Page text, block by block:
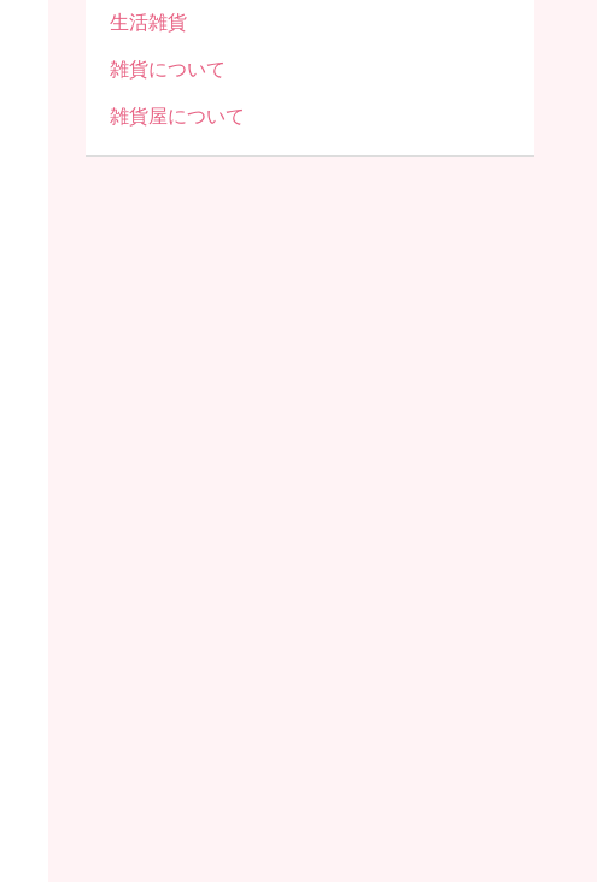
生活雑貨
雑貨について
雑貨屋について